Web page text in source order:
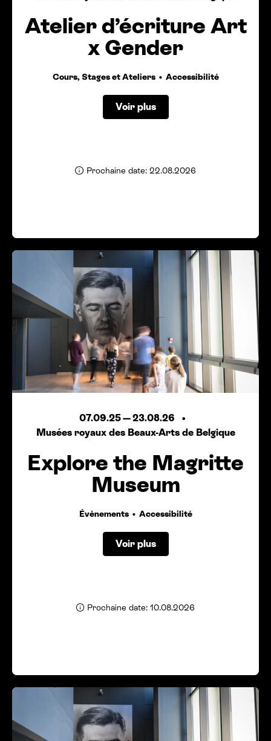
Atelier d’écriture Art
x Gender
Cours, Stages et Ateliers Accessibilité
Voir plus
Prochaine date: 22.08.2026
07.09.25—23.08.26
Musées royaux des Beaux-Arts de Belgique
Explore the Magritte
Museum
Évènements Accessibilité
Voir plus
Prochaine date: 10.08.2026